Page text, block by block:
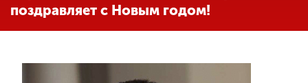
Другие виды
поздравляет с Новым годом!